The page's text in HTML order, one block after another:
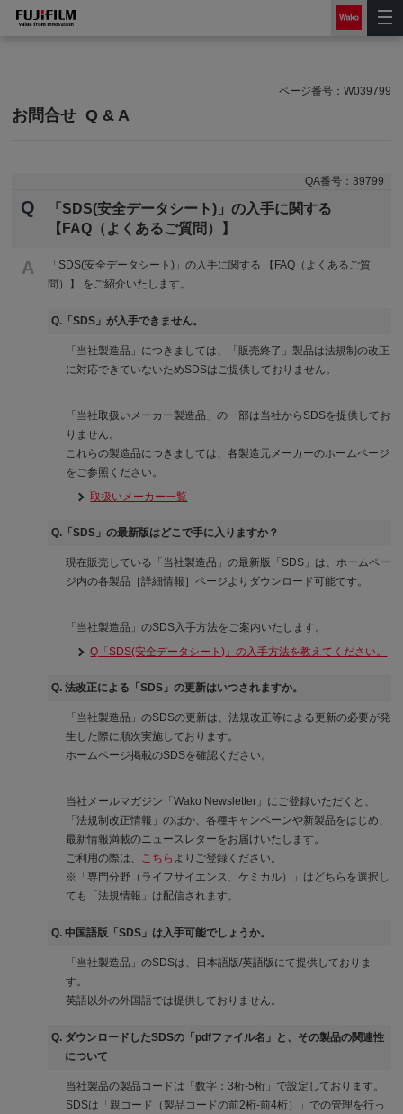
ページ番号： W039799
お問合せ Q & A
QA番号： 39799
Q
「SDS(安全データシート)」の入手に関する
【FAQ（よくあるご質問）】
A
「SDS(安全データシート)」の入手に関する 【FAQ（よくあるご質
問）】 をご紹介いたします。
Q.「SDS」が入手できません。
「当社製造品」につきましては、「販売終了」製品は法規制の改正
に対応できていないためSDSはご提供しておりません。
「当社取扱いメーカー製造品」の一部は当社からSDSを提供してお
りません。
これらの製造品につきましては、各製造元メーカーのホームページ
をご参照ください。
取扱いメーカー一覧
Q.「SDS」の最新版はどこで手に入りますか？
現在販売している「当社製造品」の最新版「SDS」は、ホームペー
ジ内の各製品［詳細情報］ページよりダウンロード可能です。
「当社製造品」のSDS入手方法をご案内いたします。
Q「SDS(安全データシート)」の入手方法を教えてください。
Q. 法改正による「SDS」の更新はいつされますか。
「当社製造品」のSDSの更新は、法規改正等による更新の必要が発
生した際に順次実施しております。
ホームページ掲載のSDSを確認ください。
当社メールマガジン「Wako Newsletter」にご登録いただくと、
「法規制改正情報」のほか、各種キャンペーンや新製品をはじめ、
最新情報満載のニュースレターをお届けいたします。
ご利用の際は、 こちら よりご登録ください。
※「専門分野（ライフサイエンス、ケミカル）」はどちらを選択し
ても「法規情報」は配信されます。
Q. 中国語版「SDS」は入手可能でしょうか。
「当社製造品」のSDSは、日本語版/英語版にて提供しておりま
す。
英語以外の外国語では提供しておりません。
Q. ダウンロードしたSDSの「pdfファイル名」と、その製品の関連性
について
当社製品の製品コードは「数字：3桁‐5桁」で設定しております。
SDSは「親コード（製品コードの前2桁-前4桁）」での管理を行っ